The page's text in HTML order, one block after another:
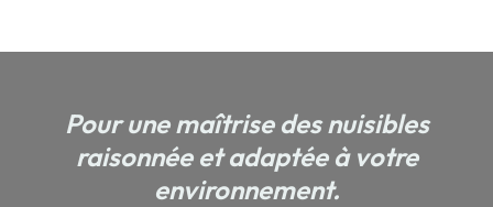
Pour une maîtrise des nuisibles
raisonnée et adaptée à votre
environnement.